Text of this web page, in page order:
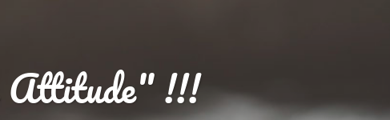
Attitude" !!!